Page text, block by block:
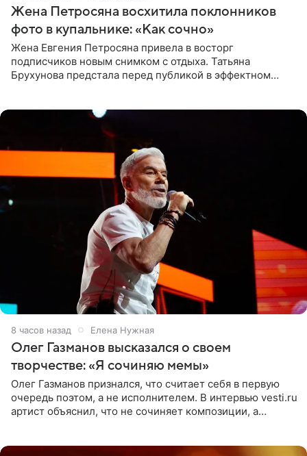
Жена Петросяна восхитила поклонников
фото в купальнике: «Как сочно»
Жена Евгения Петросяна привела в восторг
подписчиков новым снимком с отдыха. Татьяна
Брухунова предстала перед публикой в эффектном
8 часов назад Елена Нужная
Олег Газманов высказался о своем
творчестве: «Я сочиняю мемы»
Олег Газманов признался, что считает себя в первую
очередь поэтом, а не исполнителем. В интервью vesti.ru
артист объяснил, что не сочиняет композиции, а